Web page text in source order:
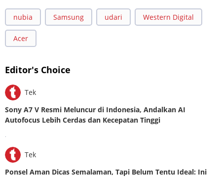
nubia Samsung udari Western Digital
Acer
Editor's Choice
Tek
Sony A7 V Resmi Meluncur di Indonesia, Andalkan AI
Autofocus Lebih Cerdas dan Kecepatan Tinggi
Tek
Ponsel Aman Dicas Semalaman, Tapi Belum Tentu Ideal: Ini